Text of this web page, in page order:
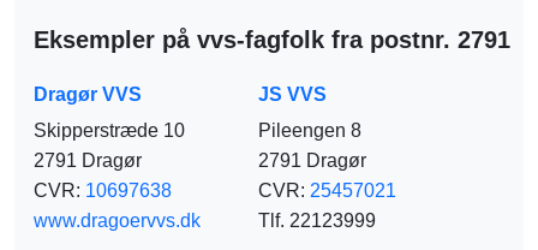
Eksempler på vvs-fagfolk fra postnr. 2791
Dragør VVS
Skipperstræde 10
2791 Dragør
CVR: 10697638
www.dragoervvs.dk
JS VVS
Pileengen 8
2791 Dragør
CVR: 25457021
Tlf. 22123999